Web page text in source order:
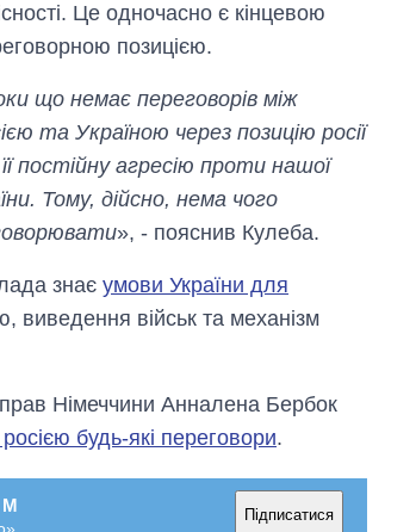
Це одночасно є кінцевою
позицією.
що немає переговорів між
та Україною через позицію росії
постійну агресію проти нашої
Тому, дійсно, нема чого
», - пояснив Кулеба.
знає умови України для
виведення військ та механізм
Німеччини Анналена Бербок
будь-які переговори.
Підписатися
Як зменшилася
кількість
Україні за роки
вторгнення